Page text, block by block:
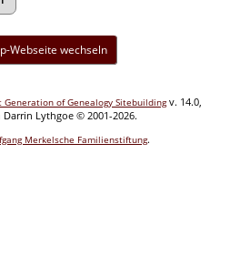
Webseite wechseln
Generation of Genealogy Sitebuildingv. 14.0,
Lythgoe © 2001-2026.
Merkelsche Familienstiftung.